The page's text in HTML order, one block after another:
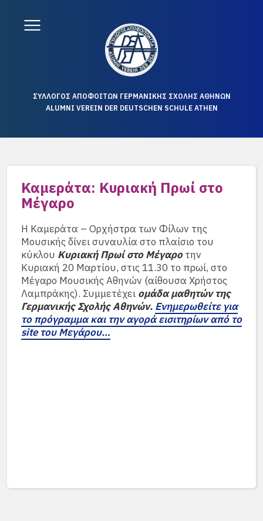
ΣΥΛΛΟΓΟΣ ΑΠΟΦΟΙΤΩΝ ΓΕΡΜΑΝΙΚΗΣ ΣΧΟΛΗΣ ΑΘΗΝΩΝ
ALUMNI VEREIN DER DEUTSCHEN SCHULE ATHEN
Καμεράτα: Κυριακή Πρωί στο
Μέγαρο
Η Καμεράτα – Ορχήστρα των Φίλων της
Μουσικής δίνει συναυλία στο πλαίσιο του
κύκλου Κυριακή Πρωί στο Μέγαροτην
Κυριακή 20 Μαρτίου, στις 11.30 το πρωί, στο
Μέγαρο Μουσικής Αθηνών (αίθουσα Χρήστος
Λαμπράκης). Συμμετέχει ομάδα μαθητών της
Γερμανικής Σχολής Αθηνών. Ενημερωθείτε για
το πρόγραμμα και την αγορά εισιτηρίων από το
siteτου Μεγάρου…